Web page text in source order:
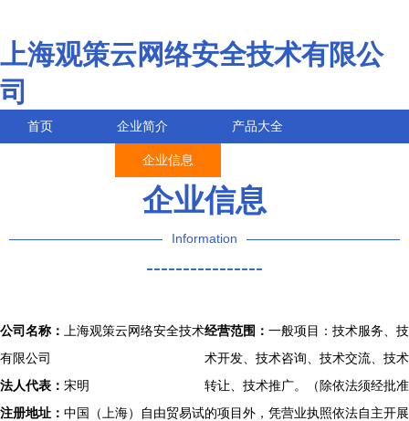
上海观策云网络安全技术有限公
司
首页 企业简介 产品大全
企业信息
企业信息
Information
----------------
公司名称：
上海观策云网络安全技术
有限公司
法人代表： 宋明
注册地址： 中国（上海）自由贸易试
经营范围： 一般项目：技术服务、技
术开发、技术咨询、技术交流、技术
转让、技术推广。（除依法须经批准
的项目外，凭营业执照依法自主开展